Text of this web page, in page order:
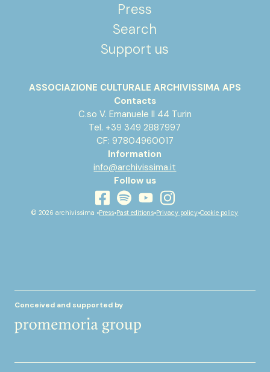
Press
Search
Support us
ASSOCIAZIONE CULTURALE ARCHIVISSIMA APS
Contacts
C.so V. Emanuele II 44 Turin
Tel. +39 349 2887997
CF: 97804960017
Information
info@archivissima.it
Follow us
facebook
spotifyyoutubeinstagram
© 2026 archivissima •Press•Past editions•Privacy policy•Cookie policy
Conceived and supported by